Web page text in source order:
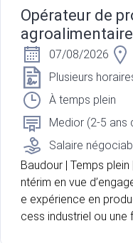
n 5 préparateurs de
qualité des
Opérateur de
07/08/2026
Plusieurs
À temps plein
Medior (2-5 ans
Salaire
Baudour | Temps plein
ntérim en vue
e expérience en
cess industriel ou